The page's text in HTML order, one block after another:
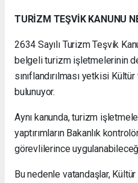
TURİZM TEŞVİK KANUNU
2634 Sayılı Turizm Teşvik
belgeli turizm işletmelerinin
sınıflandırılması yetkisi
bulunuyor.
Aynı kanunda, turizm
yaptırımların Bakanlık
görevlilerince
Bu nedenle vatandaşlar, Kültür